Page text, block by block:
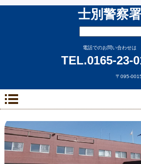
士別警察署
電話でのお問い合わせは
TEL.0165-23-
〒095-